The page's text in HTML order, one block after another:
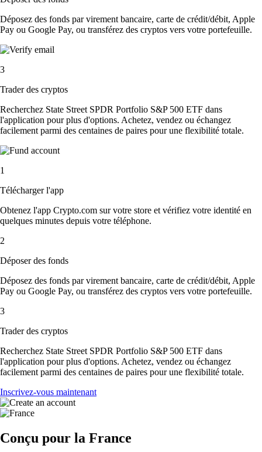
Déposez des fonds par virement bancaire, carte de crédit/débit, Apple
Pay ou Google Pay, ou transférez des cryptos vers votre portefeuille.
3
Trader des cryptos
Recherchez State Street SPDR Portfolio S&P 500 ETF dans
l'application pour plus d'options. Achetez, vendez ou échangez
facilement parmi des centaines de paires pour une flexibilité totale.
1
Télécharger l'app
Obtenez l'app Crypto.com sur votre store et vérifiez votre identité en
quelques minutes depuis votre téléphone.
2
Déposer des fonds
Déposez des fonds par virement bancaire, carte de crédit/débit, Apple
Pay ou Google Pay, ou transférez des cryptos vers votre portefeuille.
3
Trader des cryptos
Recherchez State Street SPDR Portfolio S&P 500 ETF dans
l'application pour plus d'options. Achetez, vendez ou échangez
facilement parmi des centaines de paires pour une flexibilité totale.
Inscrivez-vous maintenant
Conçu pour la France